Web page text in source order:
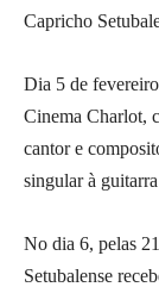
Capricho
Dia 5 de
Cinema Charlot,
cantor e
singular à
No dia 6, pelas
Setubalense